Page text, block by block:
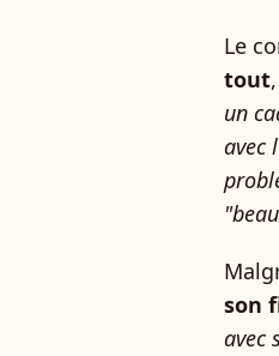
Le
tout
un
avec
son
avec